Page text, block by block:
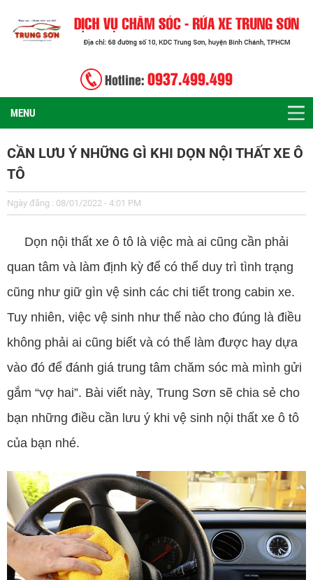
Hotline: 0937.499.499
MENU
CẦN LƯU Ý NHỮNG GÌ KHI DỌN NỘI THẤT XE Ô
TÔ
Ngày đăng : 08/01/2022 - 4:01 PM
Dọn nội thất xe ô tô là việc mà ai cũng cần phải
quan tâm và làm định kỳ để có thể duy trì tình trạng
cũng như giữ gìn vệ sinh các chi tiết trong cabin xe.
Tuy nhiên, việc vệ sinh như thế nào cho đúng là điều
không phải ai cũng biết và có thể làm được hay dựa
vào đó để đánh giá trung tâm chăm sóc mà mình gửi
gắm “vợ hai”. Bài viết này, Trung Sơn sẽ chia sẻ cho
bạn những điều cần lưu ý khi vệ sinh nội thất xe ô tô
của bạn nhé.